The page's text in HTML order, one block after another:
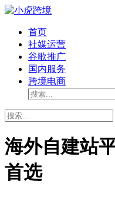
首页
社媒运营
谷歌推广
国内服务
跨境电商
海外自建站
首选